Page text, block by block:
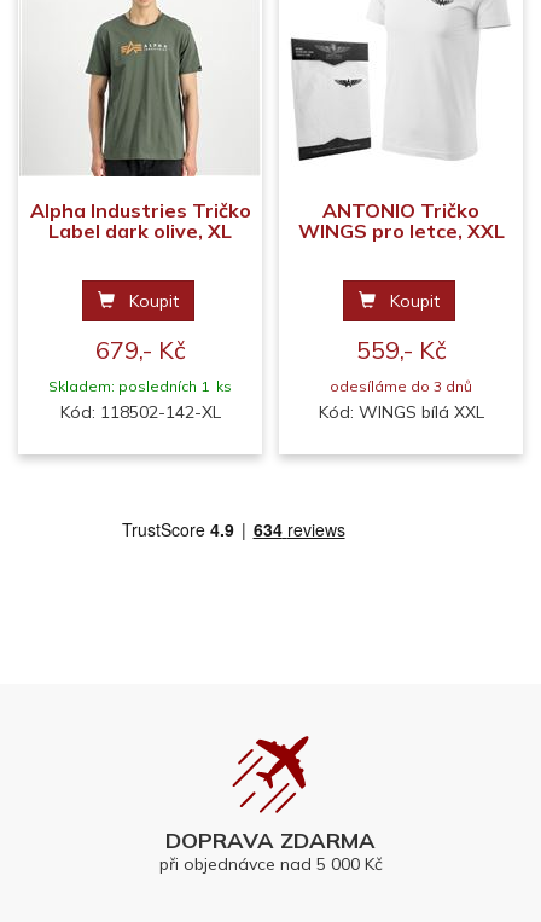
Alpha Industries Tričko
Label dark olive, XL
Koupit
679,- Kč
Skladem: posledních 1 ks
Kód: 118502-142-XL
ANTONIO Tričko
WINGS pro letce, XXL
Koupit
559,- Kč
odesíláme do 3 dnů
Kód: WINGS bílá XXL
DOPRAVA ZDARMA
při objednávce nad 5 000 Kč